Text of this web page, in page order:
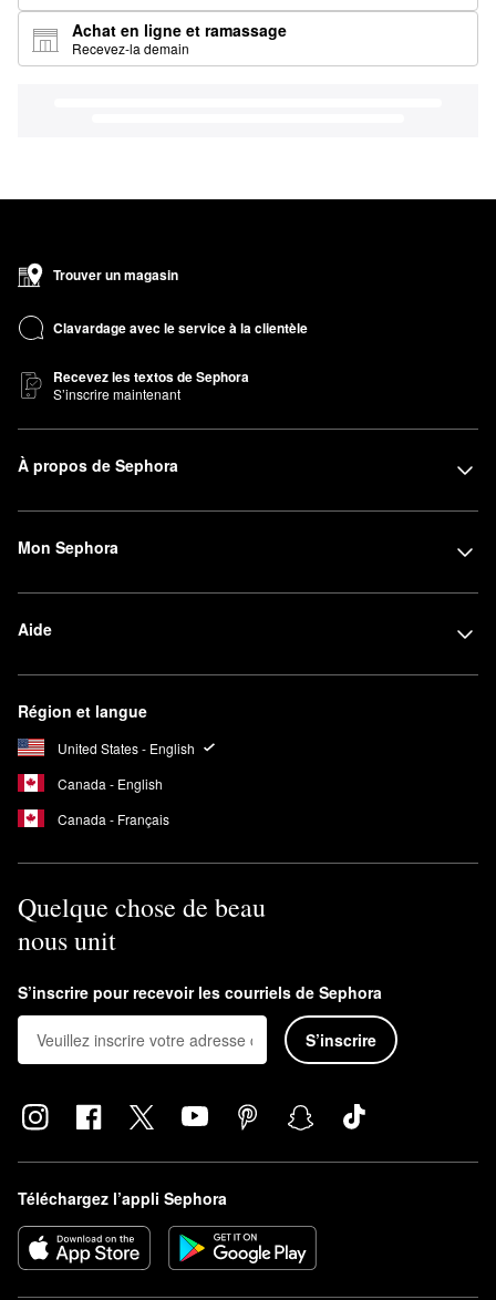
Achat en ligne et ramassage
Recevez-la demain
Trouver un magasin
Clavardage avec le service à la clientèle
Recevez les textos de Sephora
S’inscrire maintenant
À propos de Sephora
Mon Sephora
Aide
Région et langue
United States - English
Canada - English
Canada - Français
Quelque chose de beau
nous unit
S’inscrire pour recevoir les courriels de Sephora
S’inscrire
Téléchargez l’appli Sephora